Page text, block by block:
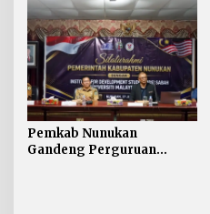
Perbatasan
Pemkab Nunukan
Gandeng Perguruan